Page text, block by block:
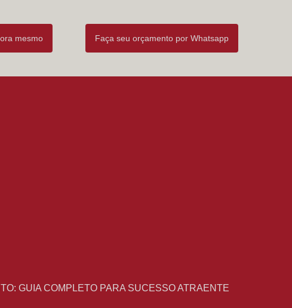
mesmo Faça seu orçamento por Whatsapp
GUIA COMPLETO PARA SUCESSO ATRAENTE